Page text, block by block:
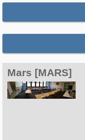
Mars [MARS]